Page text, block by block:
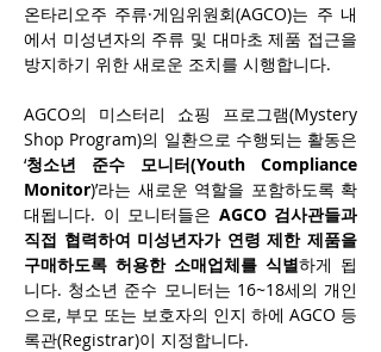
온타리오주 주류·게임위원회(AGCO)는 주 내
에서 미성년자의 주류 및 대마초 제품 접근을
방지하기 위한 새로운 조치를 시행합니다.
AGCO의 미스터리 쇼핑 프로그램(Mystery
Shop Program)의 일환으로 수행되는 활동은
‘청소년 준수 모니터(Youth Compliance
Monitor)’라는 새로운 역할을 포함하도록 확
대됩니다. 이 모니터들은 AGCO 검사관들과
직접 협력하여 미성년자가 연령 제한 제품을
구매하도록 허용한 소매업체를 식별하게 됩
니다. 청소년 준수 모니터는 16~18세의 개인
으로, 부모 또는 보호자의 인지 하에 AGCO 등
록관(Registrar)이 지정합니다.